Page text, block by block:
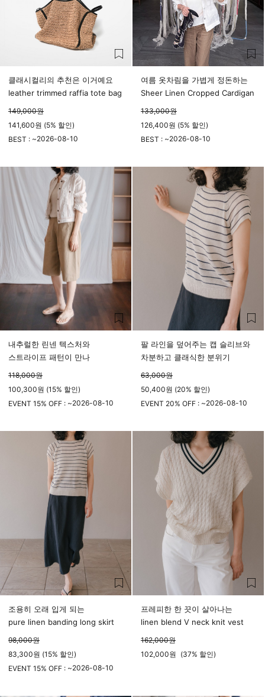
클래시컬리의 추천은 이거예요
leather trimmed raffia tote bag
149,000원
141,600원 (5% 할인)
BEST : ~2026-08-10
여름 옷차림을 가볍게 정돈하는
Sheer Linen Cropped Cardigan
133,000원
126,400원 (5% 할인)
BEST : ~2026-08-10
내추럴한 린넨 텍스처와
스트라이프 패턴이 만나
118,000원
100,300원 (15% 할인)
EVENT 15% OFF : ~2026-08-10
팔 라인을 덮어주는 캡 슬리브와
차분하고 클래식한 분위기
63,000원
50,400원 (20% 할인)
EVENT 20% OFF : ~2026-08-10
조용히 오래 입게 되는
pure linen banding long skirt
98,000원
83,300원 (15% 할인)
EVENT 15% OFF : ~2026-08-10
프레피한 한 끗이 살아나는
linen blend V neck knit vest
162,000원
102,000원 (37% 할인)